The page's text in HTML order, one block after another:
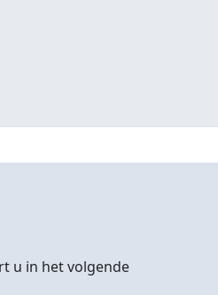
u in het volgende